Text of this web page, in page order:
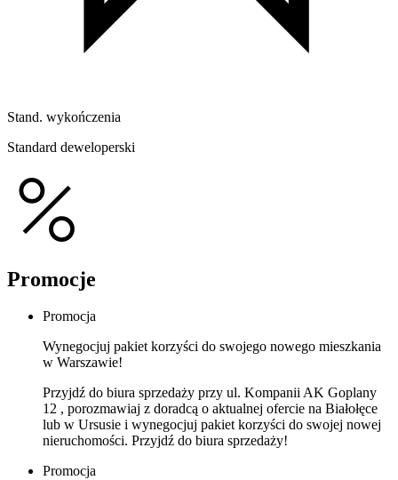
Stand. wykończenia
Standard deweloperski
Promocje
Promocja
Wynegocjuj pakiet korzyści do swojego nowego mieszkania
w Warszawie!
Przyjdź do biura sprzedaży przy ul. Kompanii AK Goplany
12 , porozmawiaj z doradcą o aktualnej ofercie na Białołęce
lub w Ursusie i wynegocjuj pakiet korzyści do swojej nowej
nieruchomości. Przyjdź do biura sprzedaży!
Promocja